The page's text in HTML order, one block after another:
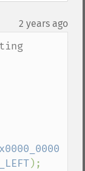
2 years ago
);